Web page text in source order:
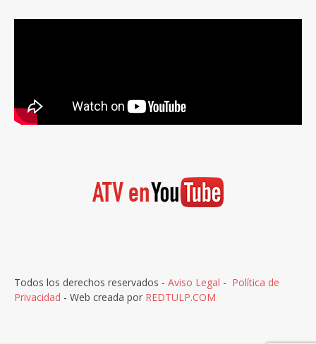
Todos los derechos reservados - Aviso Legal - Política de
Privacidad - Web creada por REDTULP.COM